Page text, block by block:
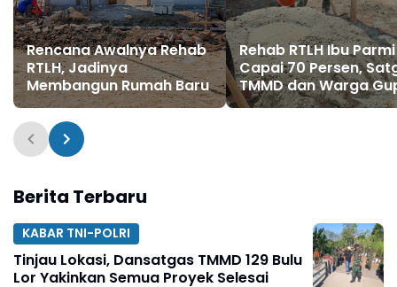
Rencana Awalnya Rehab
RTLH, Jadinya
Membangun Rumah Baru
Rehab RTLH Ibu Parmi
Capai 70 Persen,
TMMD dan Warga
Kebut Pembangunan
Berita Terbaru
KABAR TNI-POLRI
Tinjau Lokasi, Dansatgas TMMD 129 Bulu
Lor Yakinkan Semua Proyek Selesai